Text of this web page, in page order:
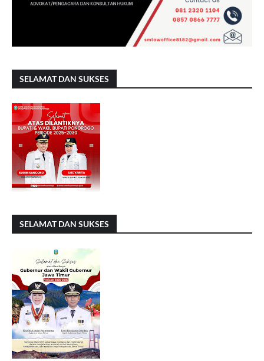
SELAMAT DAN SUKSES
SELAMAT DAN SUKSES